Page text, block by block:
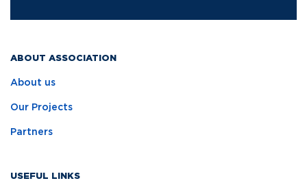
ABOUT ASSOCIATION
About us
Our Projects
Partners
USEFUL LINKS